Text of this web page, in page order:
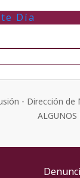
Día
- Dirección de
ALGUNOS